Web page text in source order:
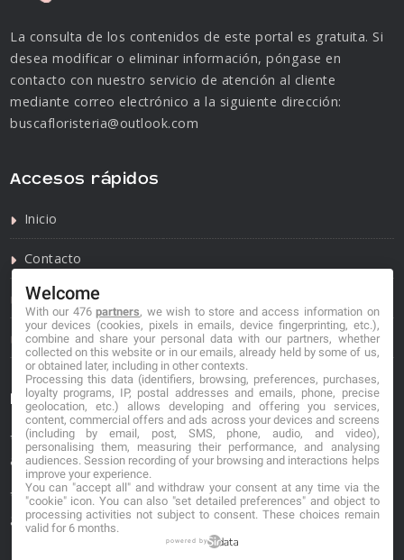
La consulta de los contenidos de este portal es gratuita. Si
desea modificar o eliminar información, póngase en
contacto con nuestro servicio de atención al cliente
mediante correo electrónico a la siguiente dirección:
buscafloristeria@outlook.com
Accesos rápidos
Inicio
Contacto
Política de privacidad
Política de cookies
Información de contacto
*No se garantiza que los datos mostrados estén
actualizados.
** Los precios mostrados son estimaciones y no se
garantiza su veracidad.
Welcome
With our 476partners, we wish to store and access information on
your devices (cookies, pixels in emails, device fingerprinting, etc.),
combine and share your personal data with our partners, whether
collected on this website or in our emails, already held by some of us,
or obtained later, including in other contexts.
Processing this data (identifiers, browsing, preferences, purchases,
loyalty programs, IP, postal addresses and emails, phone, precise
geolocation, etc.) allows developing and offering you services,
content, commercial offers and ads across your devices and screens
(including by email, post, SMS, phone, audio, and video),
personalising them, measuring their performance, and analysing
audiences. Session recording of your browsing and interactions helps
improve your experience.
You can "accept all" and withdraw your consent at any time via the
"cookie" icon. You can also "set detailed preferences" and object to
processing activities not subject to consent. These choices remain
valid for 6 months.
powered by